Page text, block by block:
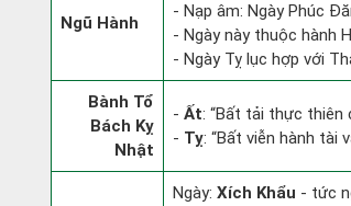
Ngũ Hành
- Nạp âm: Ngày Phúc
- Ngày này thuộc hành
- Ngày Tỵ lục hợp với
Bành Tổ
Bách Kỵ
Nhật
- Ất: “Bất tải thực thiên
- Tỵ: “Bất viễn hành tài
Ngày: Xích Khẩu - tức